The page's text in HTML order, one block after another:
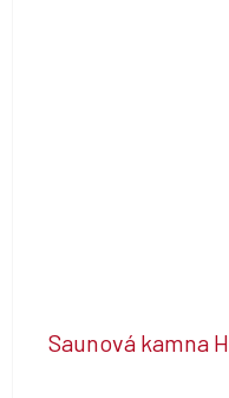
Saunová kamna